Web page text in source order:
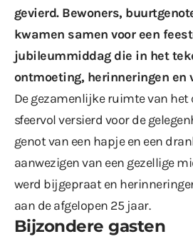
gevierd. Bewoners,
kwamen samen voor een
jubileummiddag die in het
ontmoeting, herinneringen en
De gezamenlijke ruimte van het
sfeervol versierd voor de
genot van een hapje en een
aanwezigen van een gezellige
werd bijgepraat en
aan de afgelopen 25 jaar.
Bijzondere gasten